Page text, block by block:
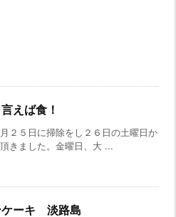
えば食！
２５日に掃除をし２６日の土曜日か
きました。金曜日、大 ...
ケーキ 淡路島